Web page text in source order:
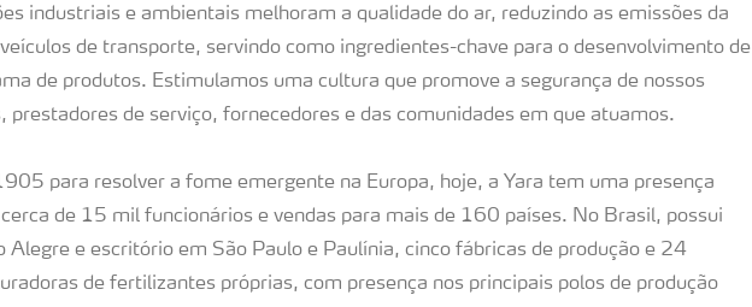
industriais e ambientais melhoram a qualidade do ar, reduzindo as emissões da
de transporte, servindo como ingredientes-chave para o desenvolvimento de
de produtos. Estimulamos uma cultura que promove a segurança de nossos
prestadores de serviço, fornecedores e das comunidades em que atuamos.
para resolver a fome emergente na Europa, hoje, a Yara tem uma presença
de 15 mil funcionários e vendas para mais de 160 países. No Brasil, possui
Alegre e escritório em São Paulo e Paulínia, cinco fábricas de produção e 24
de fertilizantes próprias, com presença nos principais polos de produção